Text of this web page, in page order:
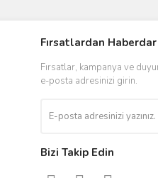
Fırsatlardan
Fırsatlar, kampanya ve
e-posta adresinizi girin.
Bizi Takip Edin